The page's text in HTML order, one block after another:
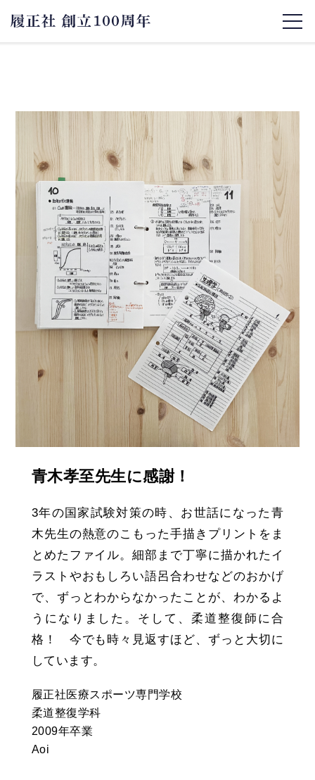
青木孝至先生に感謝！
3年の国家試験対策の時、お世話になった青
木先生の熱意のこもった手描きプリントをま
とめたファイル。細部まで丁寧に描かれたイ
ラストやおもしろい語呂合わせなどのおかげ
で、ずっとわからなかったことが、わかるよ
うになりました。そして、柔道整復師に合
格！ 今でも時々見返すほど、ずっと大切に
しています。
履正社医療スポーツ専門学校
柔道整復学科
2009年卒業
Aoi